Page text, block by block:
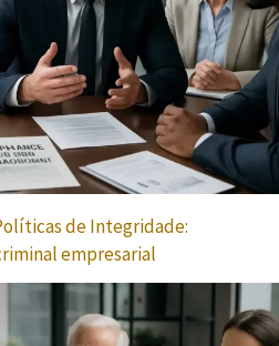
de Integridade:
empresarial